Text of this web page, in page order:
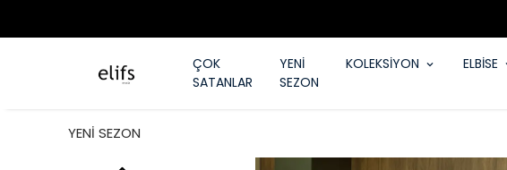
ÇOK
SATANLAR
YENİ
SEZON
KOLEKSİYON ELBİSE
YENİ SEZON